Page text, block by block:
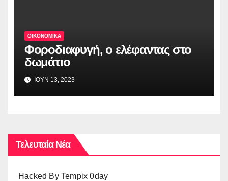
ΟΙΚΟΝΟΜΙΚΑ
Φοροδιαφυγή, ο ελέφαντας στο
δωμάτιο
ΙΟΥΝ 13, 2023
Τελευταία Νέα
Hacked By Tempix 0day